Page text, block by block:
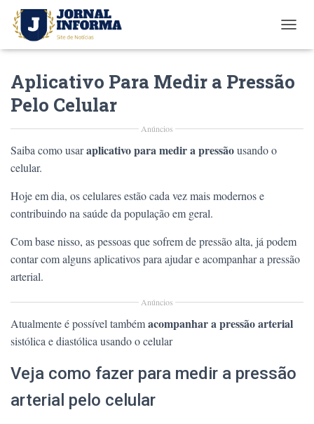
O
L
A
Aplicativo Para Medir a Pressão
Pelo Celular
Anúncios
Saiba como usaraplicativo para medir a pressãousando o
celular.
Hoje em dia, os celulares estão cada vez mais modernos e
contribuindo na saúde da população em geral.
Com base nisso, as pessoas que sofrem de pressão alta, já podem
contar com alguns aplicativos para ajudar e acompanhar a pressão
arterial.
Anúncios
Atualmente é possível tambémacompanhar a pressão arterial
sistólica e diastólica usando o celular
Veja como fazer para medir a pressão
arterial pelo celular